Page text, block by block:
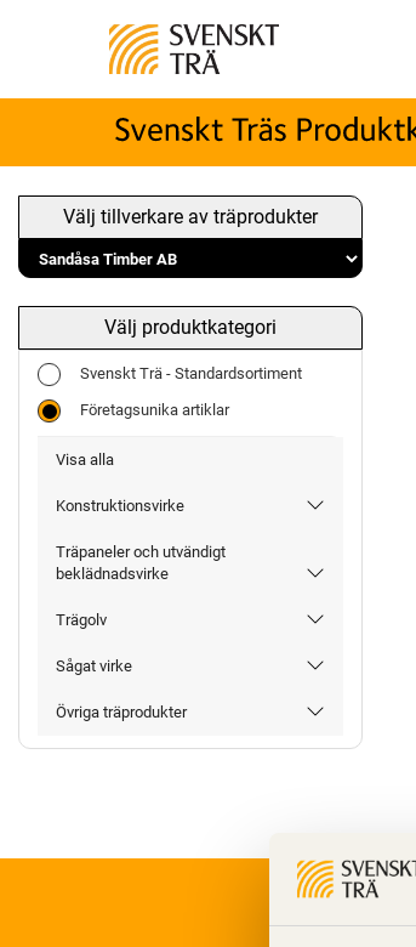
Välj tillverkare av träprodukter
Välj produktkategori
Svenskt Trä - Standardsortiment
Företagsunika artiklar
Visa alla
Konstruktionsvirke
Träpaneler och utvändigt
beklädnadsvirke
Trägolv
Sågat virke
Övriga träprodukter